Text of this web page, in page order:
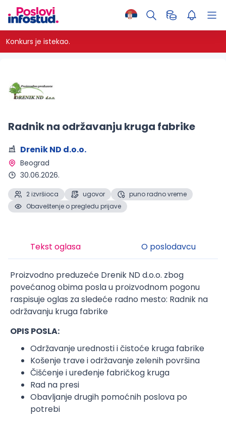
Konkurs je istekao.
Radnik na održavanju kruga fabrike
Drenik ND d.o.o.
Beograd
30.06.2026.
2 izvršioca ugovor
puno radno vreme
Obaveštenje o pregledu prijave
Tekst oglasa O poslodavcu
Proizvodno preduzeće Drenik ND d.o.o. zbog
povećanog obima posla u proizvodnom pogonu
raspisuje oglas za sledeće radno mesto: Radnik na
održavanju kruga fabrike
OPIS POSLA:
Održavanje urednosti i čistoće kruga fabrike
Košenje trave i održavanje zelenih površina
Čišćenje i uređenje fabričkog kruga
Rad na presi
Obavljanje drugih pomoćnih poslova po
potrebi